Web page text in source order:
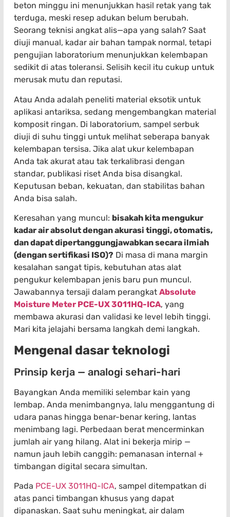
beton minggu ini menunjukkan hasil retak yang tak
terduga, meski resep adukan belum berubah.
Seorang teknisi angkat alis—apa yang salah? Saat
diuji manual, kadar air bahan tampak normal, tetapi
pengujian laboratorium menunjukkan kelembapan
sedikit di atas toleransi. Selisih kecil itu cukup untuk
merusak mutu dan reputasi.
Atau Anda adalah peneliti material eksotik untuk
aplikasi antariksa, sedang mengembangkan material
komposit ringan. Di laboratorium, sampel serbuk
diuji di suhu tinggi untuk melihat seberapa banyak
kelembapan tersisa. Jika alat ukur kelembapan
Anda tak akurat atau tak terkalibrasi dengan
standar, publikasi riset Anda bisa disangkal.
Keputusan beban, kekuatan, dan stabilitas bahan
Anda bisa salah.
Keresahan yang muncul: bisakah kita mengukur
kadar air absolut dengan akurasi tinggi, otomatis,
dan dapat dipertanggungjawabkan secara ilmiah
(dengan sertifikasi ISO)? Di masa di mana margin
kesalahan sangat tipis, kebutuhan atas alat
pengukur kelembapan jenis baru pun muncul.
Jawabannya tersaji dalam perangkat Absolute
Moisture Meter PCE-UX 3011HQ-ICA, yang
membawa akurasi dan validasi ke level lebih tinggi.
Mari kita jelajahi bersama langkah demi langkah.
Mengenal dasar teknologi
Prinsip kerja — analogi sehari-hari
Bayangkan Anda memiliki selembar kain yang
lembap. Anda menimbangnya, lalu menggantung di
udara panas hingga benar-benar kering, lantas
menimbang lagi. Perbedaan berat mencerminkan
jumlah air yang hilang. Alat ini bekerja mirip —
namun jauh lebih canggih: pemanasan internal +
timbangan digital secara simultan.
Pada PCE-UX 3011HQ-ICA, sampel ditempatkan di
atas panci timbangan khusus yang dapat
dipanaskan. Saat suhu meningkat, air dalam